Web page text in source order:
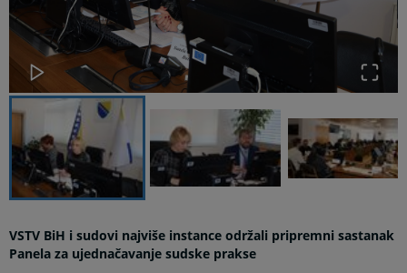
VSTV BiH i sudovi najviše instance održali pripremni sastanak
Panela za ujednačavanje sudske prakse